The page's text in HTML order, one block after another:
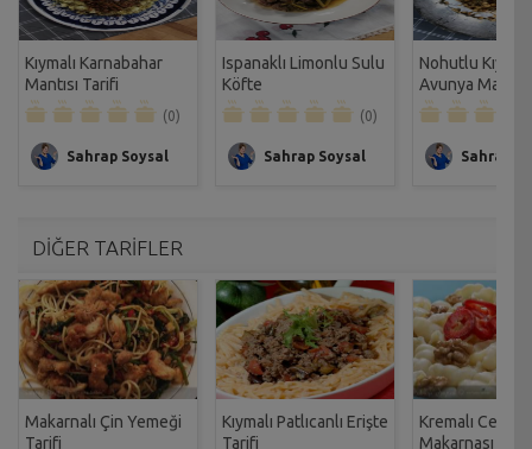
Kıymalı Karnabahar
Mantısı Tarifi
(0)
Sahrap Soysal
Ispanaklı Limonlu Sulu
Köfte
(0)
Sahrap Soysal
Nohutlu Kıymalı
Avunya
Sahrap
DİĞER TARİFLER
Makarnalı Çin Yemeği
Tarifi
Kıymalı Patlıcanlı Erişte
Tarifi
Kremalı Cevizli
Makarnası